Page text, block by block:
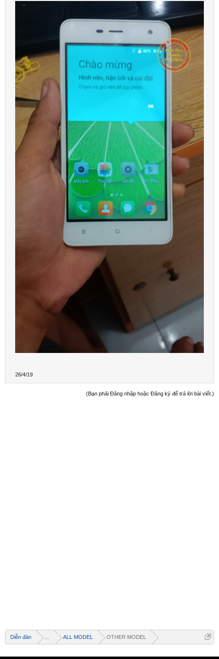
+ Chúng tôi có tất cả các dịch vụ Online từ xa
qua Teamview - Active box , Dongle , Rom Test
mềm miễn phí
26/4/19
(Bạn phải Đăng nhập hoặc Đăng ký để trả lời bài viết.)
Diễn đàn ALL MODEL OTHER MODEL